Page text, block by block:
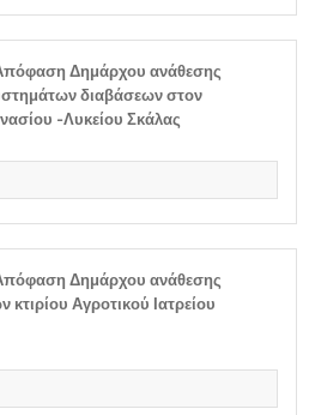
Δημάρχου ανάθεσης
διαβάσεων στον
-Λυκείου Σκάλας
Δημάρχου ανάθεσης
Αγροτικού Ιατρείου